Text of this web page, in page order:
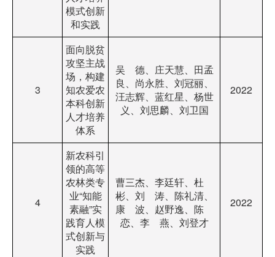
模式创新
和实践
3
面向脱贫
攻坚主战
场，构建
知农爱农
本科创新
人才培养
体系
吴 德、庄天慧、田孟
良、尚永胜、刘冠丽、
汪志辉、蓝红星、杨世
义、刘思麟、刘卫国
2022
4
新农科引
领的高等
农林类专
业“知能
素融”实
践育人模
式创新与
实践
曹三杰、李廷轩、杜
彬、刘 涛、陈礼清、
康 波、赵野逸、陈
恋、李 燕、刘登才
2022